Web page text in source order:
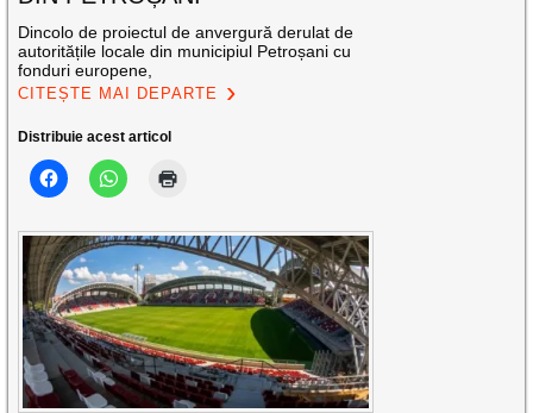
Dincolo de proiectul de anvergură derulat de
autoritățile locale din municipiul Petroșani cu
fonduri europene,
CITEȘTE MAI DEPARTE
Distribuie acest articol